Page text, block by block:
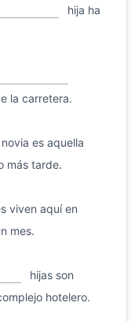
hija ha
la carretera.
novia es aquella
más tarde.
viven aquí en
mes.
hijas son
hotelero.